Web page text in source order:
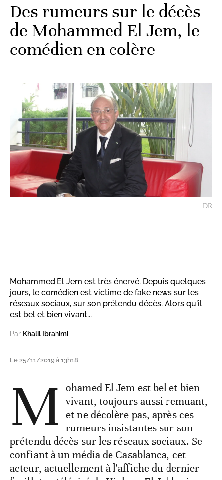
Des rumeurs sur le décès
de Mohammed El Jem, le
comédien en colère
DR
Mohammed El Jem est très énervé. Depuis quelques
jours, le comédien est victime de fake news sur les
réseaux sociaux, sur son prétendu décès. Alors qu'il
est bel et bien vivant...
Par Khalil Ibrahimi
Le 25/11/2019 à 13h18
M
ohamed El Jem est bel et bien
vivant, toujours aussi remuant,
et ne décolère pas, après ces
rumeurs insistantes sur son
prétendu décès sur les réseaux sociaux. Se
confiant à un média de Casablanca, cet
acteur, actuellement à l'affiche du dernier